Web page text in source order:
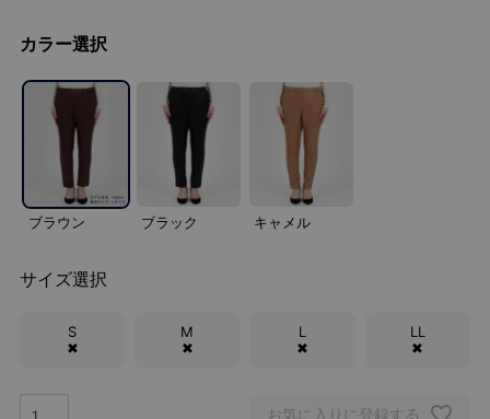
カラー選択
ブラウン ブラック キャメル
サイズ選択
S
✖
M
✖
L
✖
LL
✖
お気に入りに登録する